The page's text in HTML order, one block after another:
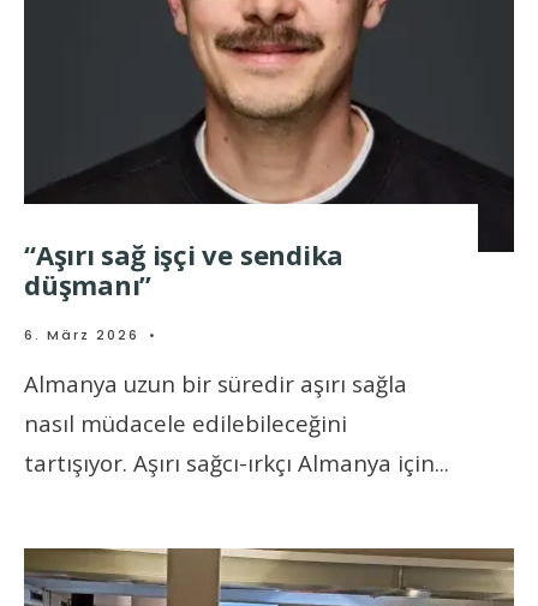
“Aşırı sağ işçi ve sendika
düşmanı”
6. März 2026 •
Almanya uzun bir süredir aşırı sağla
nasıl müdacele edilebileceğini
tartışıyor. Aşırı sağcı-ırkçı Almanya için...